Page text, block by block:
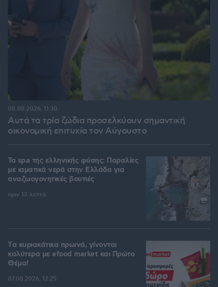
Αυτά τα τρία ζώδια προσελκύουν σημαντική
οικονομική επιτυχία τον Αύγουστο
08.08.2026, 11:30
Τα spa της ελληνικής φύσης: Παραλίες
με ιαματικά νερά στην Ελλάδα για
αναζωογονητικές βουτιές
πριν 13 λεπτά
Tα κυριακάτικα πρωινά, γίνονται
καλύτερα με efood market και Πρώτο
Θέμα!
07.08.2026, 12:25